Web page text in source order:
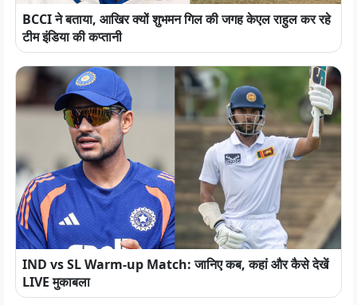
BCCI ने बताया, आखिर क्यों शुभमन गिल की जगह केएल राहुल कर रहे
टीम इंडिया की कप्तानी
IND vs SL Warm-up Match: जानिए कब, कहां और कैसे देखें
LIVE मुकाबला